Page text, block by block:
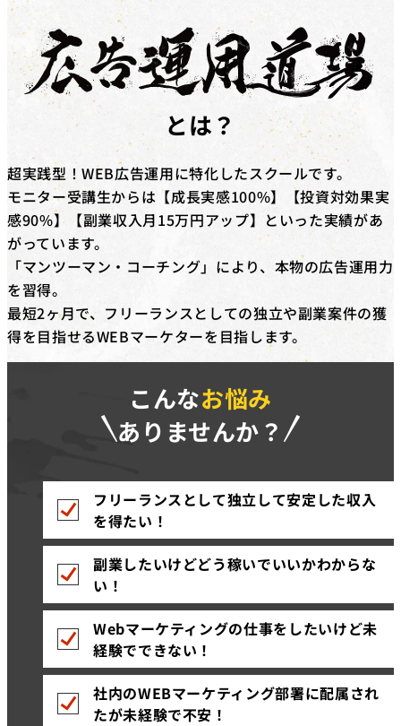
料個別相談にてご相談ください。
対象コース
キャッシュバックを​受けられる​コースは​「動画編集道場
Pro」​「広告運用道場」​「TechElite」​「LINE道場」
「動画デザイン道場」「YouTubeディレクター道場」
「LPO道場」「SNSデザイン道場」​です。
補助金の詳細
対象コースを​受講修了した​際に、​受講料(税抜)の​50%相
当額を​給付いたします。​さらに、​ 弊社紹介経由の転職
後、1年間継続就業で追加の受講料(税抜)20%相当額を
給付いたします。
※リスキリング補助金の予算に達し次第終了となりま
す。
とは？
超実践型！WEB広告運用に特化したスクールです。
モニター受講生からは【成長実感100%】【投資対効果実
感90%】【副業収入月15万円アップ】といった実績があ
がっています。
「マンツーマン・コーチング」により、本物の広告運用力
を習得。
最短2ヶ月で、フリーランスとしての独立や副業案件の獲
得を目指せるWEBマーケターを目指します。
こんなお悩み
ありませんか？
フリーランスとして独立して安定した収入
を得たい！
副業したいけどどう稼いでいいかわからな
い！
Webマーケティングの仕事をしたいけど未
経験でできない！
社内のWEBマーケティング部署に配属され
たが未経験で不安！